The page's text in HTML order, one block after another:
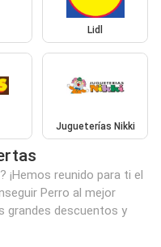
Lidl
Jugueterías Nikki
reunido para ti el
Perro al mejor
grandes descuentos y